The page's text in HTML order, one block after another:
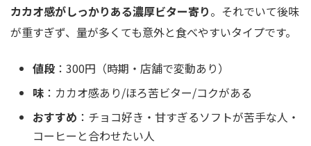
カカオ感がしっかりある濃厚ビター寄り。それでいて後味
が重すぎず、量が多くても意外と食べやすいタイプです。
値段 ：300円（時期・店舗で変動あり）
味 ：カカオ感あり/ほろ苦ビター/コクがある
おすすめ ：チョコ好き・甘すぎるソフトが苦手な人・
コーヒーと合わせたい人